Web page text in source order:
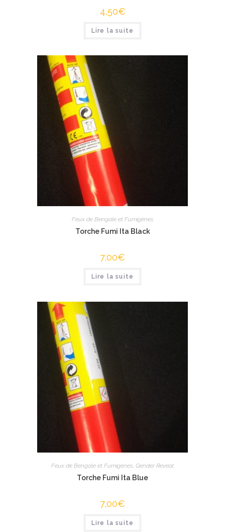
4,50€
Lire la suite
Feux de Bengale et Fumigènes
Torche Fumi Ita Black
7,00€
Lire la suite
Feux de Bengale et Fumigènes, Gender Reveal
Torche Fumi Ita Blue
7,00€
Lire la suite